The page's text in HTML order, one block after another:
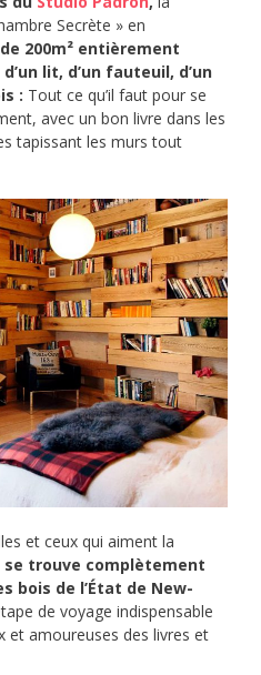
Secrète » en
200m² entièrement
lit, d’un fauteuil, d’un
: Tout ce qu’il faut pour se
avec un bon livre dans les
tapissant les murs tout
et ceux qui aiment la
trouve complètement
bois de l’État de New-
de voyage indispensable
et amoureuses des livres et